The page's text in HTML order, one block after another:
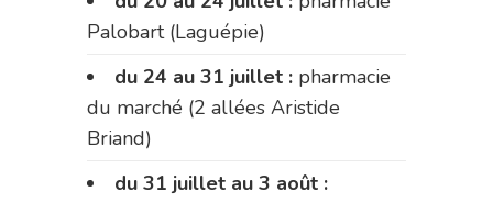
Palobart (Laguépie)
du 24 au 31 juillet : pharmacie
du marché (2 allées Aristide
Briand)
du 31 juillet au 3 août :